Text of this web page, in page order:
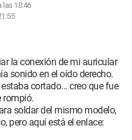
las 18:46
la conexión de mi auricular
sonido en el oído derecho.
cortado... creo que fue
rompió.
soldar del mismo modelo,
pero aquí está el enlace: